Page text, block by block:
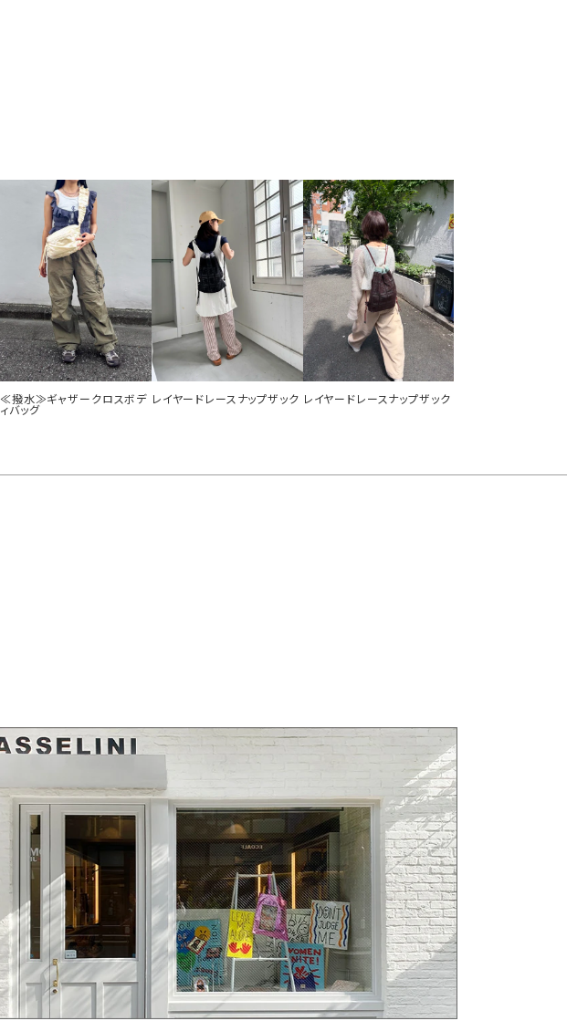
≪撥水≫ギャザークロスボデ
ィバッグ
レイヤードレースナップザック レイヤードレースナップザック